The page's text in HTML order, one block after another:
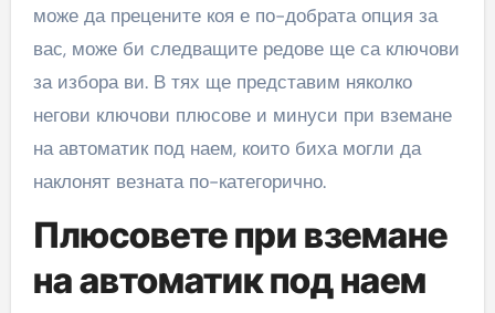
може да прецените коя е по-добрата опция за
вас, може би следващите редове ще са ключови
за избора ви. В тях ще представим няколко
негови ключови плюсове и минуси при вземане
на автоматик под наем, които биха могли да
наклонят везната по-категорично.
Плюсовете при вземане
на автоматик под наем